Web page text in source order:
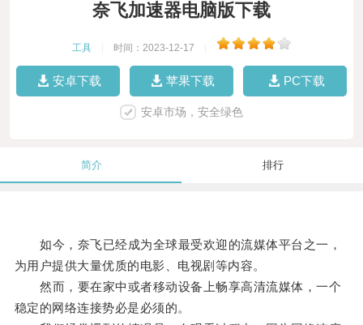
奈飞加速器电脑版下载
工具 时间：2023-12-17
安卓下载 苹果下载 PC下载
安卓市场，安全绿色
简介 排行
如今，奈飞已经成为全球最受欢迎的流媒体平台之一，
为用户提供大量优质的电影、电视剧等内容。
然而，要在家中或者移动设备上畅享高清流媒体，一个
稳定的网络连接势必是必须的。